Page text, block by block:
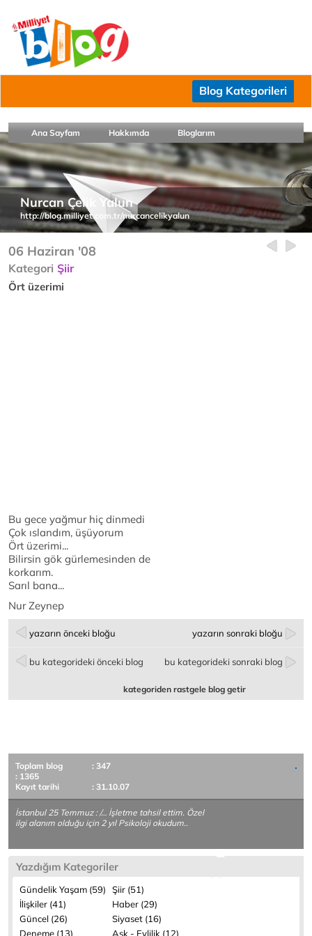
Blog Kategorileri
Ana Sayfam Hakkımda Bloglarım
Nurcan Çelik Yalun
http://blog.milliyet.com.tr/nurcancelikyalun
06 Haziran '08
Kategori Şiir
Ört üzerimi
Bu gece yağmur hiç dinmedi
Çok ıslandım, üşüyorum
Ört üzerimi...
Bilirsin gök gürlemesinden de
korkarım.
Sarıl bana...
Nur Zeynep
yazarın önceki bloğu yazarın sonraki bloğu
bu kategorideki önceki blog bu kategorideki sonraki blog
kategoriden rastgele blog getir
Toplam blog
: 347
: 1365
Kayıt tarihi
: 31.10.07
İstanbul 25 Temmuz : /… İşletme tahsil ettim. Özel
ilgi alanım olduğu için 2 yıl Psikoloji okudum..
Yazdığım Kategoriler
Gündelik Yaşam (59)
Şiir (51)
İlişkiler (41)
Haber (29)
Güncel (26)
Siyaset (16)
Deneme (13)
Aşk - Evlilik (12)